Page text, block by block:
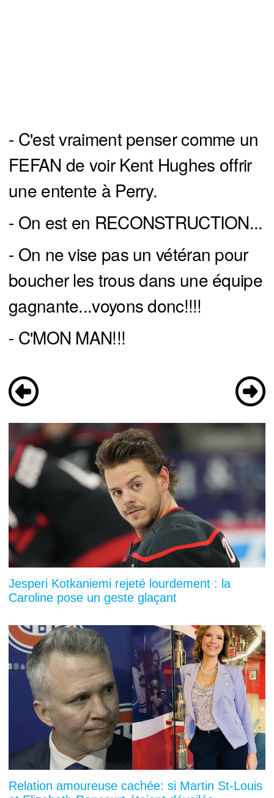
- C'est vraiment penser comme un
FEFAN de voir Kent Hughes offrir
une entente à Perry.
- On est en RECONSTRUCTION...
- On ne vise pas un vétéran pour
boucher les trous dans une équipe
gagnante...voyons donc!!!!
- C'MON MAN!!!
Jesperi Kotkaniemi rejeté lourdement : la
Caroline pose un geste glaçant
Relation amoureuse cachée: si Martin St-Louis